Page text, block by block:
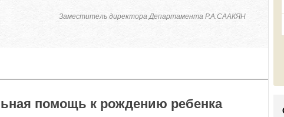
Заместитель директора Департамента Р.А.СААКЯН
помощь к рождению ребенка